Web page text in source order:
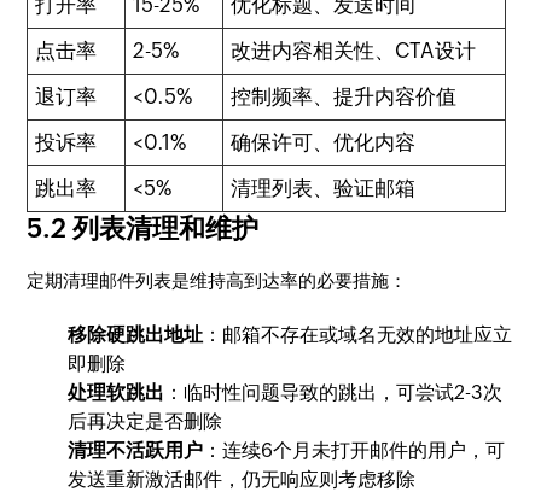
打开率 15-25%
优化标题、发送时间
点击率
2-5%
改进内容相关性、CTA设计
退订率
<0.5%
控制频率、提升内容价值
投诉率
<0.1%
确保许可、优化内容
跳出率
<5% 清理列表、验证邮箱
5.2 列表清理和维护
定期清理邮件列表是维持高到达率的必要措施：
移除硬跳出地址 ：邮箱不存在或域名无效的地址应立
即删除
处理软跳出 ：临时性问题导致的跳出，可尝试2-3次
后再决定是否删除
清理不活跃用户 ：连续6个月未打开邮件的用户，可
发送重新激活邮件，仍无响应则考虑移除